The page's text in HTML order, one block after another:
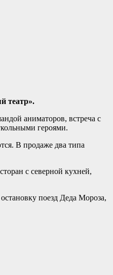
театр».
аниматоров, встреча с
героями.
В продаже два типа
с северной кухней,
поезд Деда Мороза,